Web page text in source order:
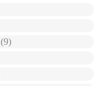
(9)